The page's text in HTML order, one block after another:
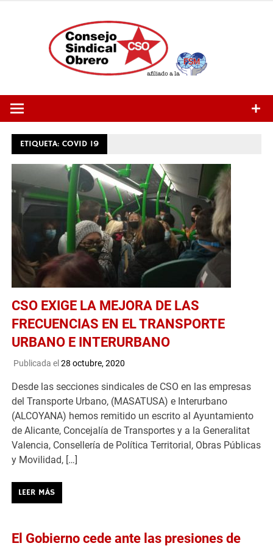
ETIQUETA:COVID 19
CSO EXIGE LA MEJORA DE LAS
FRECUENCIAS EN EL TRANSPORTE
URBANO E INTERURBANO
Publicada el 28 octubre, 2020
Desde las secciones sindicales de CSO en las empresas
del Transporte Urbano, (MASATUSA) e Interurbano
(ALCOYANA) hemos remitido un escrito al Ayuntamiento
de Alicante, Concejalía de Transportes y a la Generalitat
Valencia, Consellería de Política Territorial, Obras Públicas
y Movilidad, […]
LEER MÁS
El Gobierno cede ante las presiones de